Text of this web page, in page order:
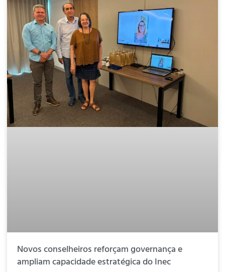
Novos conselheiros reforçam governança e
ampliam capacidade estratégica do Inec